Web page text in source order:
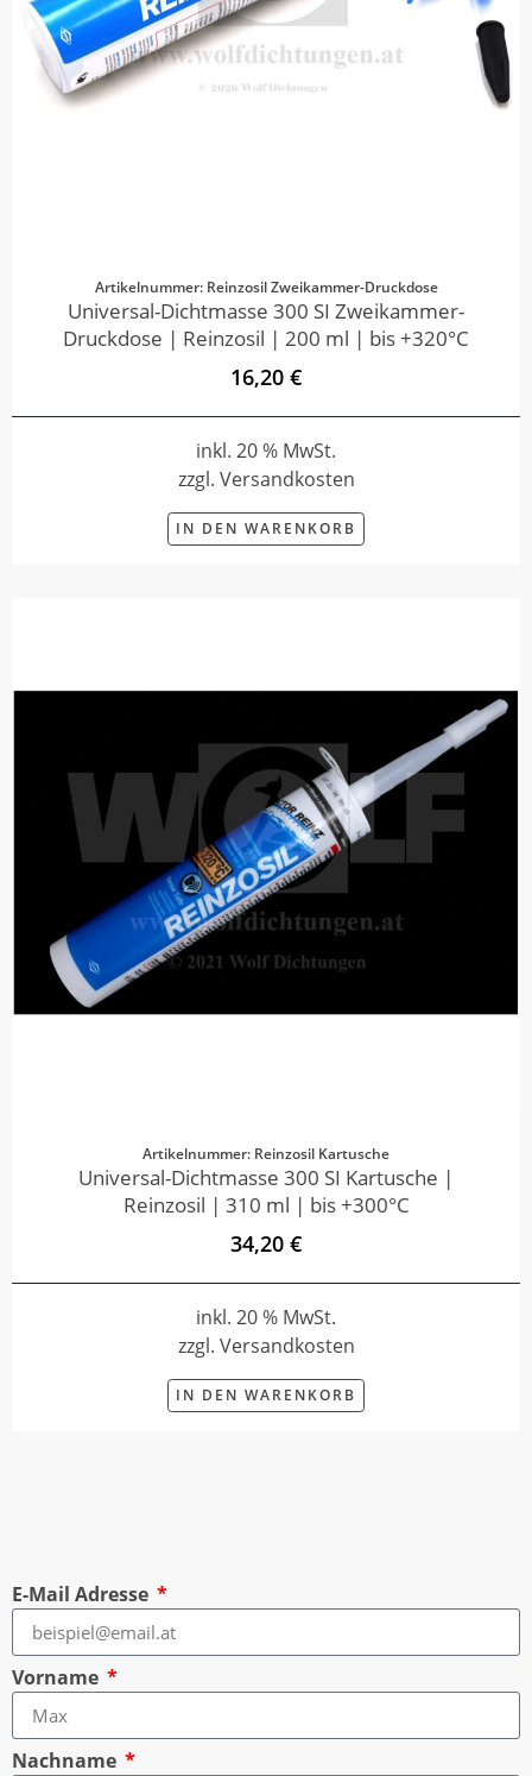
Artikelnummer: Reinzosil Zweikammer-Druckdose
Universal-Dichtmasse 300 SI Zweikammer-
Druckdose | Reinzosil | 200 ml | bis +320°C
16,20 €
inkl. 20 % MwSt.
zzgl. Versandkosten
IN DEN WARENKORB
Artikelnummer: Reinzosil Kartusche
Universal-Dichtmasse 300 SI Kartusche |
Reinzosil | 310 ml | bis +300°C
34,20 €
inkl. 20 % MwSt.
zzgl. Versandkosten
IN DEN WARENKORB
E-Mail Adresse
Vorname
Nachname